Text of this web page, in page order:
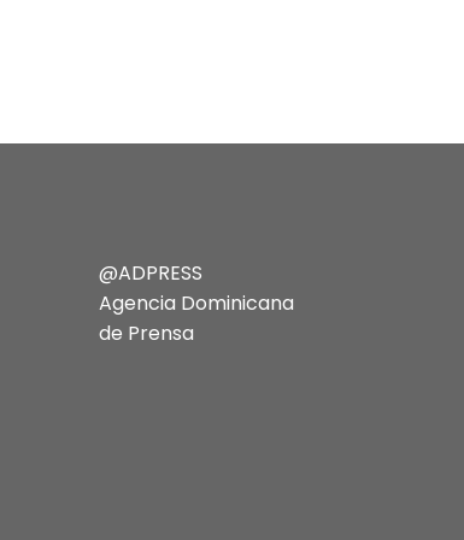
@ADPRESS
Agencia Dominicana
de Prensa